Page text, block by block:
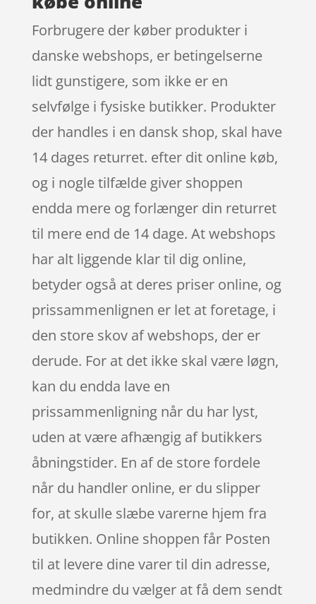
Forbrugere der køber produkter i
danske webshops, er betingelserne
lidt gunstigere, som ikke er en
selvfølge i fysiske butikker. Produkter
der handles i en dansk shop, skal have
14 dages returret. efter dit online køb,
og i nogle tilfælde giver shoppen
endda mere og forlænger din returret
til mere end de 14 dage. At webshops
har alt liggende klar til dig online,
betyder også at deres priser online, og
prissammenlignen er let at foretage, i
den store skov af webshops, der er
derude. For at det ikke skal være løgn,
kan du endda lave en
prissammenligning når du har lyst,
uden at være afhængig af butikkers
åbningstider. En af de store fordele
når du handler online, er du slipper
for, at skulle slæbe varerne hjem fra
butikken. Online shoppen får Posten
til at levere dine varer til din adresse,
medmindre du vælger at få dem sendt